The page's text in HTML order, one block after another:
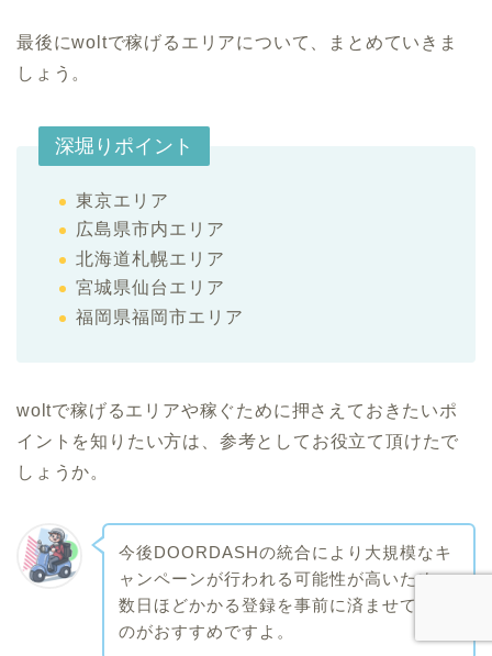
最後にwoltで稼げるエリアについて、まとめていきま
しょう。
深堀りポイント
東京エリア
広島県市内エリア
北海道札幌エリア
宮城県仙台エリア
福岡県福岡市エリア
woltで稼げるエリアや稼ぐために押さえておきたいポ
イントを知りたい方は、参考としてお役立て頂けたで
しょうか。
今後DOORDASHの統合により大規模なキ
ャンペーンが行われる可能性が高いため、
数日ほどかかる登録を事前に済ませておく
のがおすすめですよ。